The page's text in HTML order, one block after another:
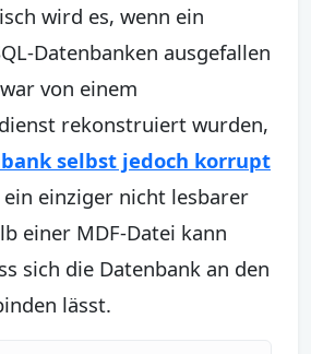
wird es, wenn ein
Datenbanken ausgefallen
von einem
rekonstruiert wurden,
selbst jedoch korrupt
einziger nicht lesbarer
einer MDF-Datei kann
sich die Datenbank an den
lässt.